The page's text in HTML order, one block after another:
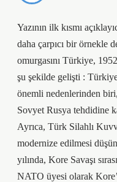
Yazının ilk kısmı
daha çarpıcı bir örnekle
omurgasını Türkiye,
şu şekilde gelişti :
önemli nedenlerinden
Sovyet Rusya tehdidine
Ayrıca, Türk Silahlı
modernize edilmesi
yılında, Kore Savaşı
NATO üyesi olarak